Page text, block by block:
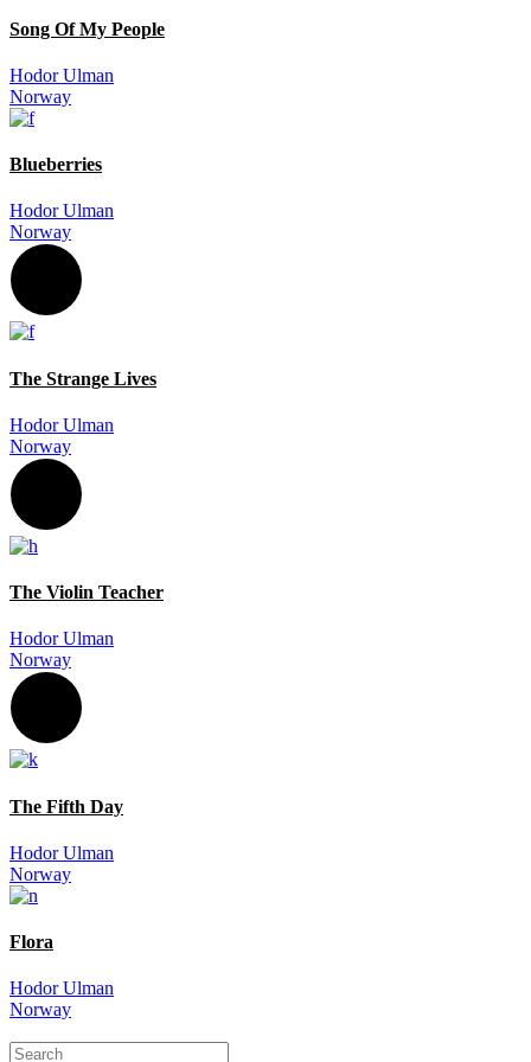
Song Of My People
Hodor Ulman
Norway
Blueberries
Hodor Ulman
Norway
The Strange Lives
Hodor Ulman
Norway
The Violin Teacher
Hodor Ulman
Norway
The Fifth Day
Hodor Ulman
Norway
Flora
Hodor Ulman
Norway